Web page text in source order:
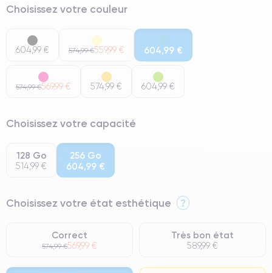
Choisissez votre couleur
604,99 € 574,99 €559,99 € 604,99 €
574,99 €569,99 € 574,99 € 604,99 €
Choisissez votre capacité
128 Go
514,99 €
256 Go
604,99 €
Choisissez votre état esthétique ?
Correct
574,99 €569,99 €
Très bon état
589,99 €